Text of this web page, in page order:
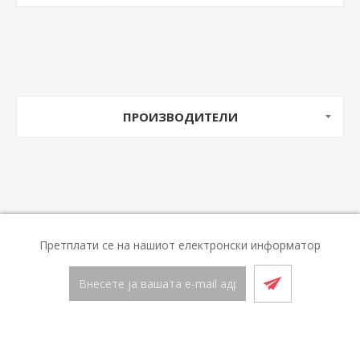
ПРОИЗВОДИТЕЛИ
Претплати се на нашиот електронски информатор